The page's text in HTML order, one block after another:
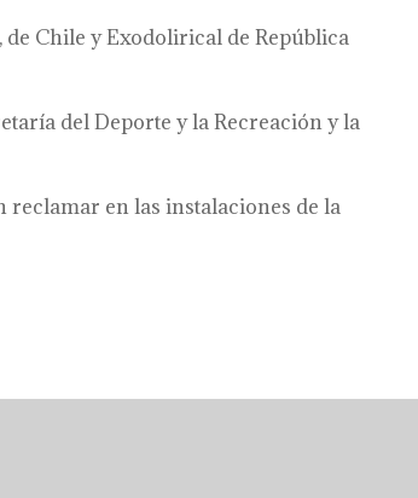
Chile y Exodolirical de República
del Deporte y la Recreación y la
reclamar en las instalaciones de la